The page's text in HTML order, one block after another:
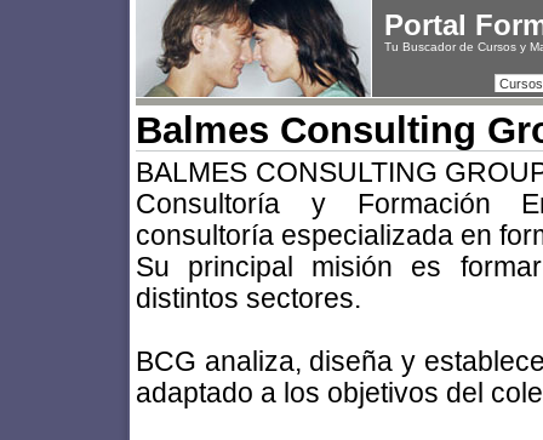
Portal
Tu Buscador de Cursos y
Balmes Consulting
BALMES CONSULTING
Consultoría y Formación
consultoría especializada en
Su principal misión es
distintos sectores.
BCG analiza, diseña y
adaptado a los objetivos del